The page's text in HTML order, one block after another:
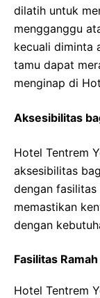
dilatih untuk
mengganggu
kecuali diminta
tamu dapat
menginap di
Aksesibilitas
Hotel Tentrem
aksesibilitas
dengan
memastikan
dengan
Fasilitas
Hotel Tentrem